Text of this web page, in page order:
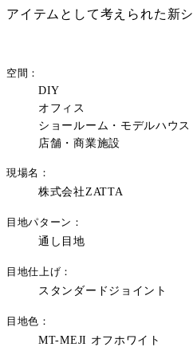
アイテムとして考えられた新
空間
DIY
オフィス
ショールーム・モデルハウス
店舗・商業施設
現場名
株式会社ZATTA
目地パターン
通し目地
目地仕上げ
スタンダードジョイント
目地色
MT-MEJI オフホワイト